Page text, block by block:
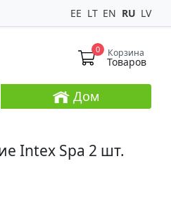
EE LT EN RU LV
0 Корзина
Товаров
Дом
Intex Spa 2 шт.